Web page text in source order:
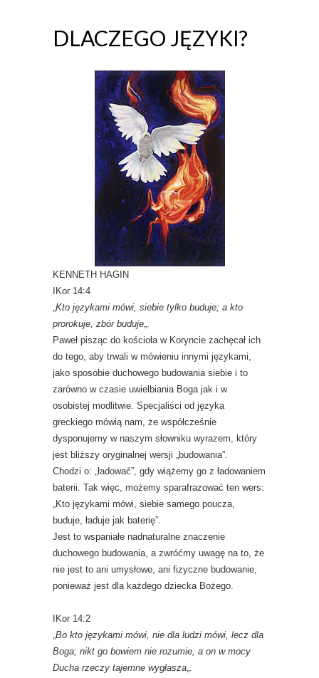
DLACZEGO JĘZYKI?
KENNETH HAGIN
IKor 14:4
„Kto językami mówi, siebie tylko buduje; a kto
prorokuje, zbór buduje„.
Paweł pisząc do kościoła w Koryncie zachęcał ich
do tego, aby trwali w mówieniu innymi językami,
jako sposobie duchowego budowania siebie i to
zarówno w czasie uwielbiania Boga jak i w
osobistej modlitwie. Specjaliści od języka
greckiego mówią nam, że współcześnie
dysponujemy w naszym słowniku wyrazem, który
jest bliższy oryginalnej wersji „budowania”.
Chodzi o: „ładować”, gdy wiążemy go z ładowaniem
baterii. Tak więc, możemy sparafrazować ten wers:
„Kto językami mówi, siebie samego poucza,
buduje, ładuje jak baterię”.
Jest to wspaniałe nadnaturalne znaczenie
duchowego budowania, a zwróćmy uwagę na to, że
nie jest to ani umysłowe, ani fizyczne budowanie,
ponieważ jest dla każdego dziecka Bożego.
IKor 14:2
„Bo kto językami mówi, nie dla ludzi mówi, lecz dla
Boga; nikt go bowiem nie rozumie, a on w mocy
Ducha rzeczy tajemne wygłasza„.